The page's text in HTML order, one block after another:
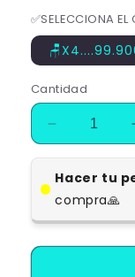
✅SELECCIONA
Cantidad
Reducir
cantidad
EN
FUNDAS
EDICION
Hacer tu
compra🙏